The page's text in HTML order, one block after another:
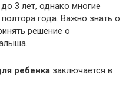
3 лет, однако многие
года. Важно знать о
решение о
ребенка заключается в